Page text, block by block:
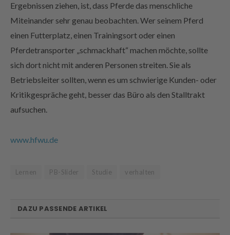
Ergebnissen ziehen, ist, dass Pferde das menschliche
Miteinander sehr genau beobachten. Wer seinem Pferd
einen Futterplatz, einen Trainingsort oder einen
Pferdetransporter „schmackhaft“ machen möchte, sollte
sich dort nicht mit anderen Personen streiten. Sie als
Betriebsleiter sollten, wenn es um schwierige Kunden- oder
Kritikgespräche geht, besser das Büro als den Stalltrakt
aufsuchen.
www.hfwu.de
Lernen PB-Slider Studie verhalten
DAZU PASSENDE ARTIKEL